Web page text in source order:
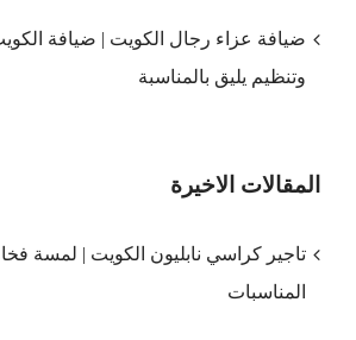
ضيافة عزاء رجال الكويت | ضيافة
وتنظيم يليق بالمناسبة
المقالات الاخيرة
تاجير كراسي نابليون الكويت | لمسة
المناسبات